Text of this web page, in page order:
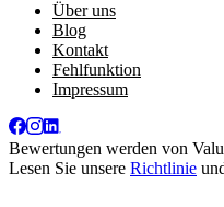
Über uns
Blog
Kontakt
Fehlfunktion
Impressum
Bewertungen werden von
Lesen Sie unsere Richtlinie